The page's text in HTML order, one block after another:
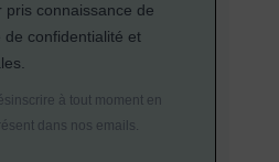
pris connaissance de
de confidentialité et
à tout moment en
dans nos emails.